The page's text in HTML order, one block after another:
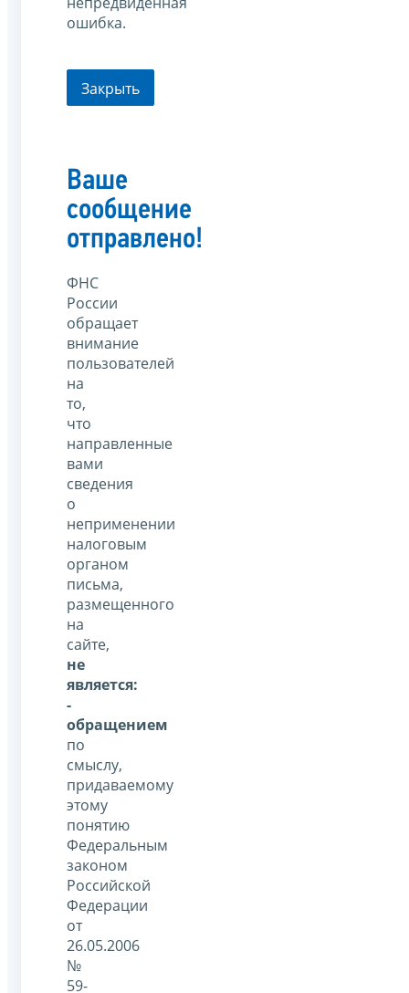
ошибка.
Закрыть
Ваше
сообщение
отправлено!
ФНС
России
обращает
внимание
пользователей
на
то,
что
направленные
вами
сведения
о
неприменении
налоговым
органом
письма,
размещенного
на
сайте,
не
является:
-
обращением
по
смыслу,
придаваемому
этому
понятию
Федеральным
законом
Российской
Федерации
от
26.05.2006
№
59-